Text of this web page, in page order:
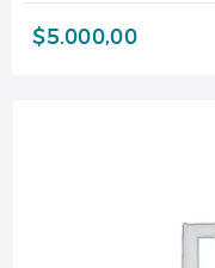
$5.000,00